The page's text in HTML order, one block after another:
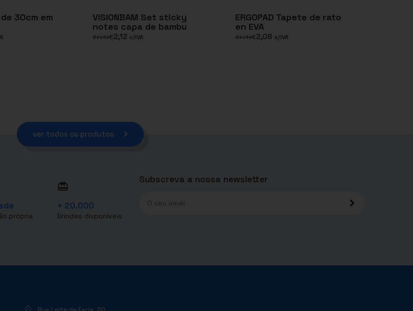
30cm em
VISIONBAM Set sticky
notes capa de bambu
desde€2,12 s/IVA
ERGOPAD Tapete de rato
en EVA
desde€2,08 s/IVA
ver todos os produtos
própria
+ 20.000
Brindes disponíveis
Subscreva a nossa newsletter